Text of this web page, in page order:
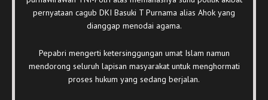
pernyataan cagub DKI Basuki T Purnama alias Ahok yang
dianggap menodai agama.
Pepabri mengerti ketersinggungan umat Islam namun
mendorong seluruh lapisan masyarakat untuk menghormati
proses hukum yang sedang berjalan.